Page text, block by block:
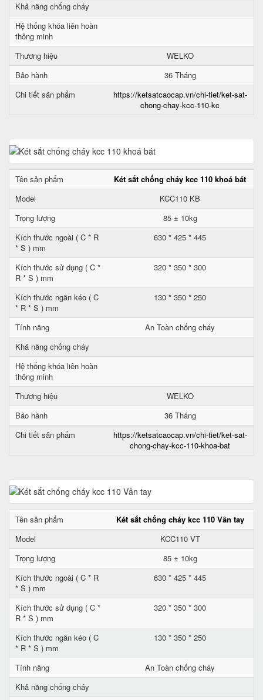
Khả năng chống cháy
Hệ thống khóa liên hoàn
thông minh
Thương hiệu
WELKO
Bảo hành
36 Tháng
Chi tiết sản phẩm
https://ketsatcaocap.vn/chi-tiet/ket-sat-
chong-chay-kcc-110-kc
Tên sản phẩm
Két sắt chống cháy kcc 110 khoá bát
Model
KCC110 KB
Trọng lượng
85 ± 10kg
Kích thước ngoài ( C * R
* S ) mm
630 * 425 * 445
Kích thước sử dụng ( C *
R * S ) mm
320 * 350 * 300
Kích thước ngăn kéo ( C
* R * S ) mm
130 * 350 * 250
Tính năng
An Toàn chống cháy
Khả năng chống cháy
Hệ thống khóa liên hoàn
thông minh
Thương hiệu
WELKO
Bảo hành
36 Tháng
Chi tiết sản phẩm
https://ketsatcaocap.vn/chi-tiet/ket-sat-
chong-chay-kcc-110-khoa-bat
Tên sản phẩm
Két sắt chống cháy kcc 110 Vân tay
Model
KCC110 VT
Trọng lượng
85 ± 10kg
Kích thước ngoài ( C * R
* S ) mm
630 * 425 * 445
Kích thước sử dụng ( C *
R * S ) mm
320 * 350 * 300
Kích thước ngăn kéo ( C
* R * S ) mm
130 * 350 * 250
Tính năng
An Toàn chống cháy
Khả năng chống cháy